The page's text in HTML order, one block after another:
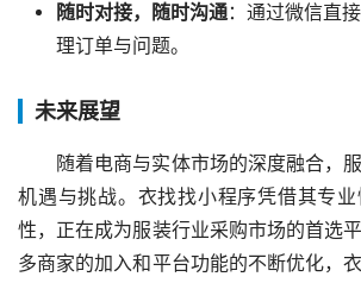
随时对接，随时沟通：通过微信直
理订单与问题。
未来展望
随着电商与实体市场的深度融合，
机遇与挑战。衣找找小程序凭借其专
性，正在成为服装行业采购市场的首选
多商家的加入和平台功能的不断优化，